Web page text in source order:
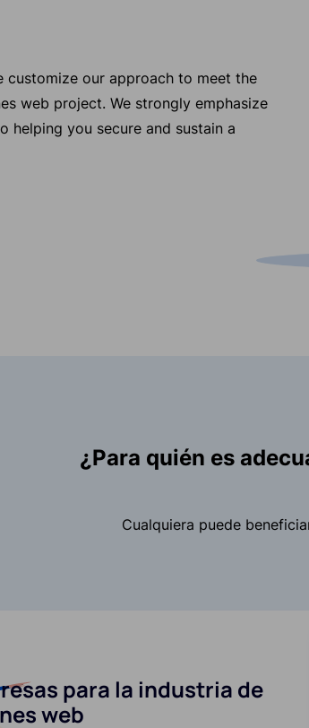
customize our approach to meet the
web project. We strongly emphasize
helping you secure and sustain a
¿Para quién es
Cualquiera puede
para la industria de
web